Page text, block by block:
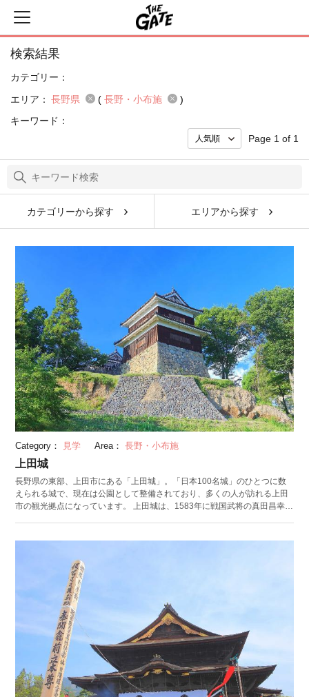
検索結果
カテゴリー：
エリア： 長野県 ( 長野・小布施
)
キーワード：
Page 1 of 1
カテゴリーから探す エリアから探す
Category： 見学 Area： 長野・小布施
上田城
長野県の東部、上田市にある「上田城」。「日本100名城」のひとつに数
えられる城で、現在は公園として整備されており、多くの人が訪れる上田
市の観光拠点になっています。 上田城は、1583年に戦国武将の真田昌幸に
壊されますが、西櫓は江戸時代からそのまま残る貴重な建物です。 上田城
田城を見ることができる「VR上田城」アプリ。スマホやタブレットにダウ
ンロードすれば、当時と現在の上田城を見比べることができますよ。 上田
城では、季節ごとにイベントを多く開催。なかでも春の上田城千本桜まつ
り、秋の上田城けやき並木紅葉まつりでは、美しい自然と城のコラボレー
ションが楽しめます。